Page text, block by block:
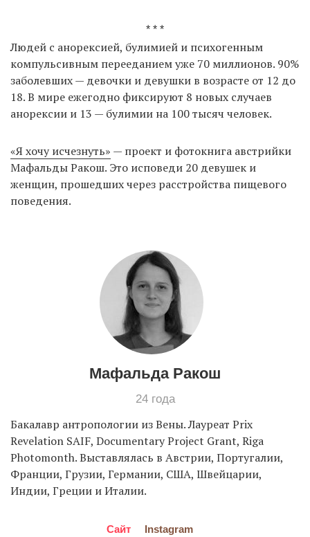
* * *
Людей с анорексией, булимией и психогенным
компульсивным перееданием уже 70 миллионов. 90%
заболевших — девочки и девушки в возрасте от 12 до
18. В мире ежегодно фиксируют 8 новых случаев
анорексии и 13 — булимии на 100 тысяч человек.
«Я хочу исчезнуть» — проект и фотокнига австрийки
Мафальды Ракош. Это исповеди 20 девушек и
женщин, прошедших через расстройства пищевого
поведения.
Мафальда Ракош
24 года
Бакалавр антропологии из Вены. Лауреат Prix
Revelation SAIF, Documentary Project Grant, Riga
Photomonth. Выставлялась в Австрии, Португалии,
Франции, Грузии, Германии, США, Швейцарии,
Индии, Греции и Италии.
Сайт Instagram